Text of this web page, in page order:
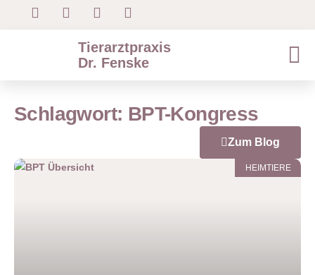
Tierarztpraxis
Dr. Fenske
Schlagwort: BPT-Kongress
Zum Blog
HEIMTIERE